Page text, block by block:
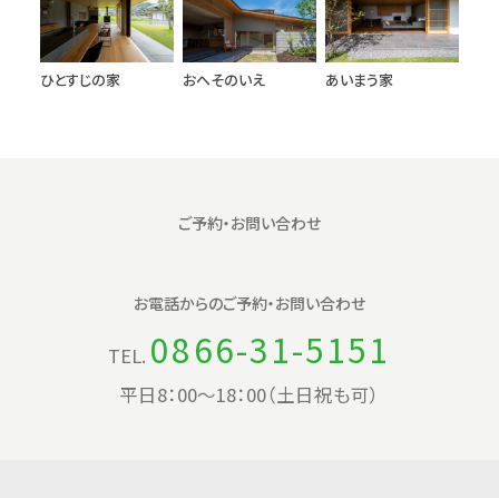
ひとすじの家 おへそのいえ あいまう家
ご予約・お問い合わせ
お電話からのご予約・お問い合わせ
TEL. 0866-31-5151
平日8：00〜18：00（土日祝も可）